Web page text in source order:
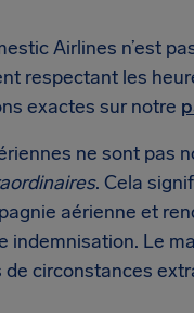
Airlines n’est
respectant les
exactes sur notre
ne sont pas
. Cela
aérienne et
indemnisation. Le
circonstances